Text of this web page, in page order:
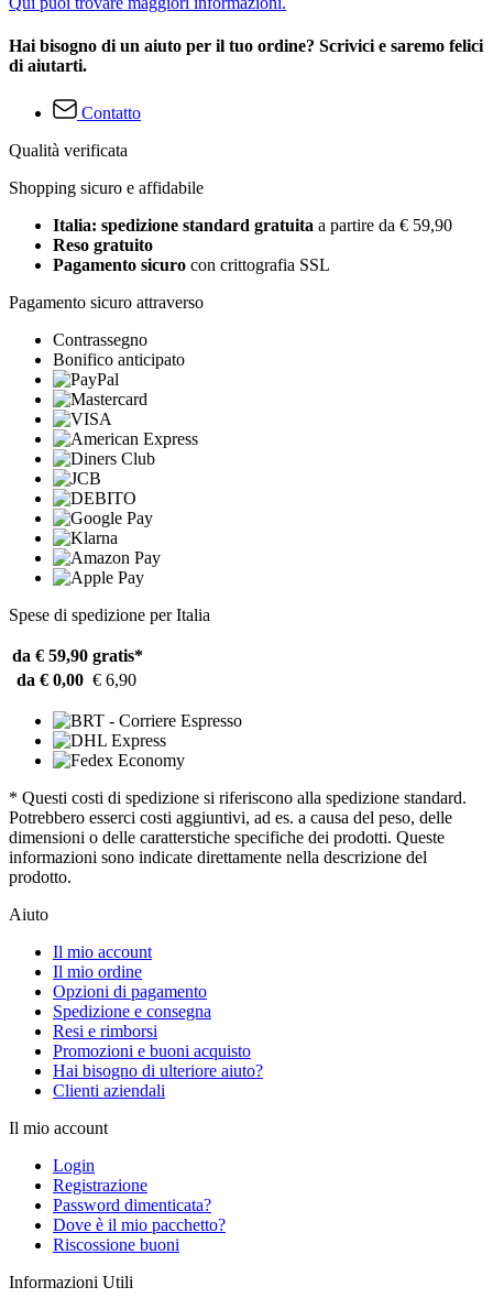
Hai bisogno di un aiuto per il tuo ordine? Scrivici e saremo felici
di aiutarti.
Contatto
Qualità verificata
Shopping sicuro e affidabile
Italia: spedizione standard gratuita a partire da € 59,90
Reso gratuito
Pagamento sicuro con crittografia SSL
Pagamento sicuro attraverso
Contrassegno
Bonifico anticipato
Spese di spedizione per Italia
da € 59,90 gratis*
da € 0,00 € 6,90
* Questi costi di spedizione si riferiscono alla spedizione standard.
Potrebbero esserci costi aggiuntivi, ad es. a causa del peso, delle
dimensioni o delle caratterstiche specifiche dei prodotti. Queste
informazioni sono indicate direttamente nella descrizione del
prodotto.
Aiuto
Il mio account
Il mio ordine
Opzioni di pagamento
Spedizione e consegna
Resi e rimborsi
Promozioni e buoni acquisto
Hai bisogno di ulteriore aiuto?
Clienti aziendali
Il mio account
Login
Registrazione
Password dimenticata?
Dove è il mio pacchetto?
Riscossione buoni
Informazioni Utili